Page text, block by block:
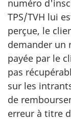
numéro
TPS/TVH lui
perçue, le
demander un
payée par le
pas
sur les
de
erreur à titre